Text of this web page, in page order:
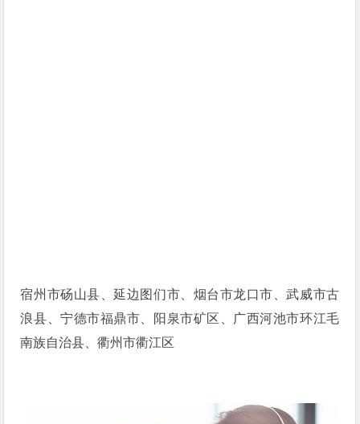
宿州市砀山县、延边图们市、烟台市龙口市、武威市古
浪县、宁德市福鼎市、阳泉市矿区、广西河池市环江毛
南族自治县、衢州市衢江区